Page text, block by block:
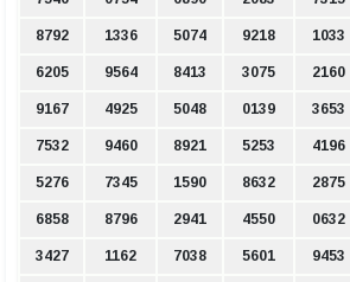
8792 1336 5074 9218 1033
6205 9564 8413 3075 2160
9167 4925 5048 0139 3653
7532 9460 8921 5253 4196
5276 7345 1590 8632 2875
6858 8796 2941 4550 0632
3427 1162 7038 5601 9453